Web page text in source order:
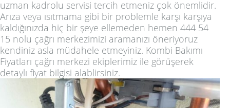
uzman kadrolu servisi tercih etmeniz çok önemlidir.
Arıza veya ısıtmama gibi bir problemle karşı karşıya
kaldığınızda hiç bir şeye ellemeden hemen 444 54
15 nolu çağrı merkezimizi aramanızı öneriyoruz
kendiniz asla müdahele etmeyiniz. Kombi Bakımı
Fiyatları çağrı merkezi ekiplerimiz ile görüşerek
detaylı fiyat bilgisi alablirsiniz.